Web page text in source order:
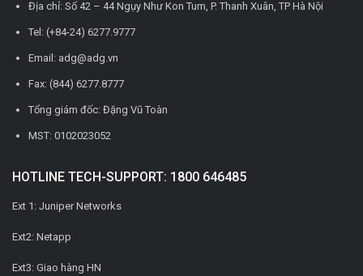
Địa chỉ: Số 42 – 44 Ngụy Như Kon Tum, P. Thanh Xuân, TP Hà Nội
Tel: (+84-24) 6277.9777
Email: adg@adg.vn
Fax: (844) 6277.8777
Tổng giám đốc: Đặng Vũ Toàn
MST: 0102023052
HOTLINE TECH-SUPPORT: 1800 646485
Ext 1: Juniper Networks
Ext2: Netapp
Ext3: Giao hàng HN